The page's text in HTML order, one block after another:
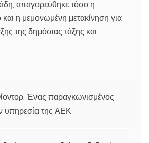
απαγορεύθηκε τόσο η
η μεμονωμένη μετακίνηση για
της δημόσιας τάξης και
Ένας παραγκωνισμένος
υπηρεσία της ΑΕΚ